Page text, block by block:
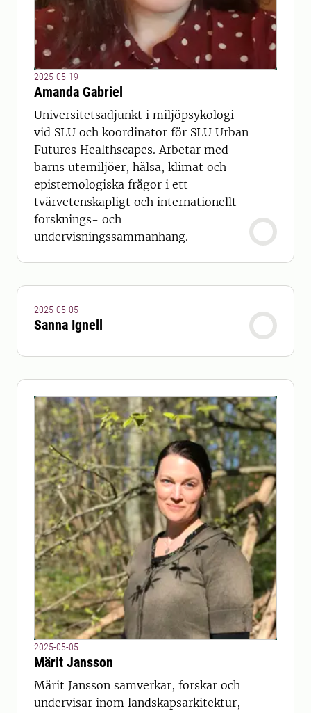
2025-05-19
Amanda Gabriel
Universitetsadjunkt i miljöpsykologi
vid SLU och koordinator för SLU Urban
Futures Healthscapes. Arbetar med
barns utemiljöer, hälsa, klimat och
epistemologiska frågor i ett
tvärvetenskapligt och internationellt
forsknings- och
undervisningssammanhang.
2025-05-05
Sanna Ignell
2025-05-05
Märit Jansson
Märit Jansson samverkar, forskar och
undervisar inom landskapsarkitektur,